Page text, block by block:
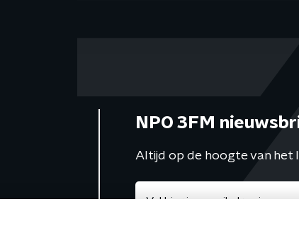
NPO 3FM
Altijd op de hoogte van het